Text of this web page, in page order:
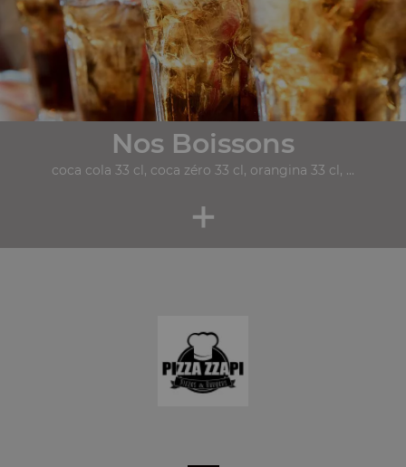
Nos Boissons
coca cola 33 cl, coca zéro 33 cl, orangina 33 cl, ...
+